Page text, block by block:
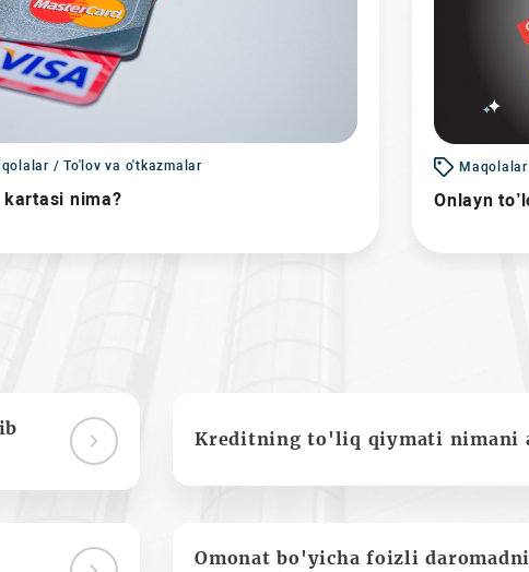
/ To'lov va o'tkazmalar
kartasi nima? Onlayn
Kreditning to'liq qiymati nimani
Omonat bo'yicha foizli